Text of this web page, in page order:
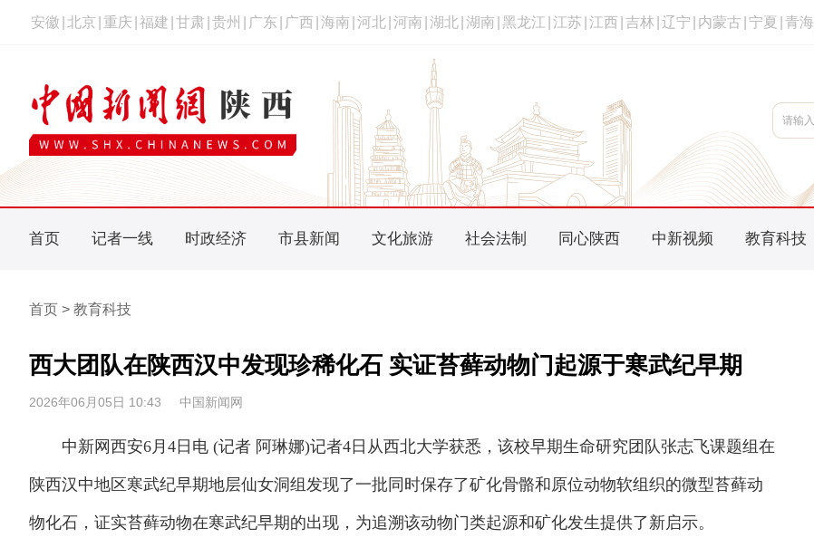
安徽 北京 重庆 福建 甘肃 贵州 广东 广西 海南 河北 河南 湖北 湖南 黑龙江 江苏 江西 吉林 辽宁 内蒙古 宁夏 青海
首页 记者一线 时政经济 市县新闻 文化旅游 社会法制 同心陕西 中新视频 教育科技
首页 > 教育科技
西大团队在陕西汉中发现珍稀化石 实证苔藓动物门起源于寒武纪早期
2026年06月05日 10:43 中国新闻网
中新网西安6月4日电 (记者 阿琳娜)记者4日从西北大学获悉，该校早期生命研究团队张志飞课题组在
陕西汉中地区寒武纪早期地层仙女洞组发现了一批同时保存了矿化骨骼和原位动物软组织的微型苔藓动
物化石，证实苔藓动物在寒武纪早期的出现，为追溯该动物门类起源和矿化发生提供了新启示。